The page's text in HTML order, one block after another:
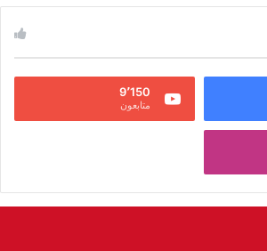
9٬150
متابعون